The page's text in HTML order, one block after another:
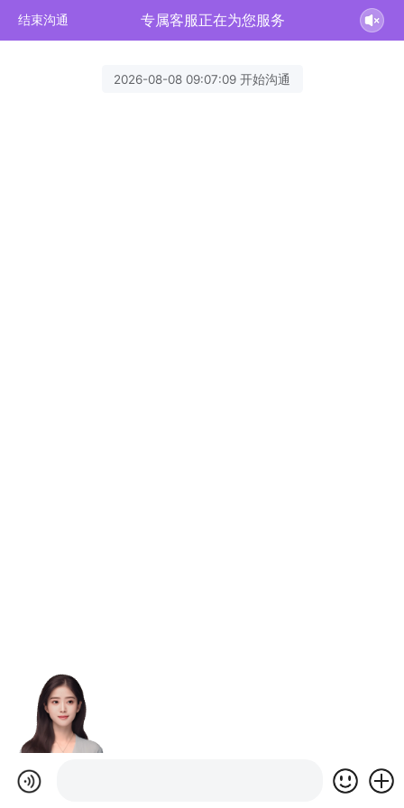
结束沟通 专属客服正在为您服务
2026-08-08 09:07:09 开始沟通